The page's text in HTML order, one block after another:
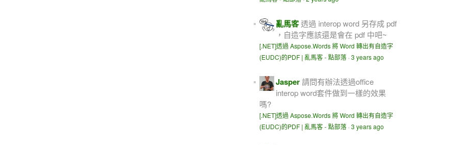
亂馬客透過 interop word 另存成 pdf
，自造字應該還是會在 pdf 中吧~
[.NET]透過 Aspose.Words 將 Word 轉出有自造字
(EUDC)的PDF | 亂馬客 - 點部落 · 3 years ago
Jasper請問有辦法透過office
interop word套件做到一樣的效果
嗎?
[.NET]透過 Aspose.Words 將 Word 轉出有自造字
(EUDC)的PDF | 亂馬客 - 點部落 · 3 years ago